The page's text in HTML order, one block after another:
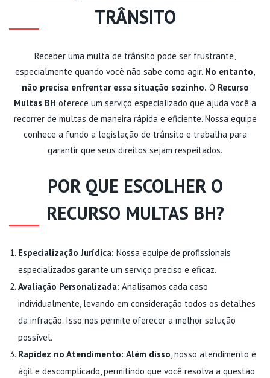
TRÂNSITO
Receber uma multa de trânsito pode ser frustrante,
especialmente quando você não sabe como agir. No entanto,
não precisa enfrentar essa situação sozinho. O Recurso
Multas BH oferece um serviço especializado que ajuda você a
recorrer de multas de maneira rápida e eficiente. Nossa equipe
conhece a fundo a legislação de trânsito e trabalha para
garantir que seus direitos sejam respeitados.
POR QUE ESCOLHER O
RECURSO MULTAS BH?
Especialização Jurídica: Nossa equipe de profissionais
especializados garante um serviço preciso e eficaz.
Avaliação Personalizada: Analisamos cada caso
individualmente, levando em consideração todos os detalhes
da infração. Isso nos permite oferecer a melhor solução
possível.
Rapidez no Atendimento: Além disso, nosso atendimento é
ágil e descomplicado, permitindo que você resolva a questão